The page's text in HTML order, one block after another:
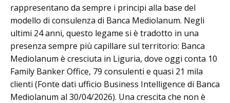
rappresentano da sempre i principi alla base del
modello di consulenza di Banca Mediolanum. Negli
ultimi 24 anni, questo legame si è tradotto in una
presenza sempre più capillare sul territorio: Banca
Mediolanum è cresciuta in Liguria, dove oggi conta 10
Family Banker Office, 79 consulenti e quasi 21 mila
clienti (Fonte dati ufficio Business Intelligence di Banca
Mediolanum al 30/04/2026). Una crescita che non è